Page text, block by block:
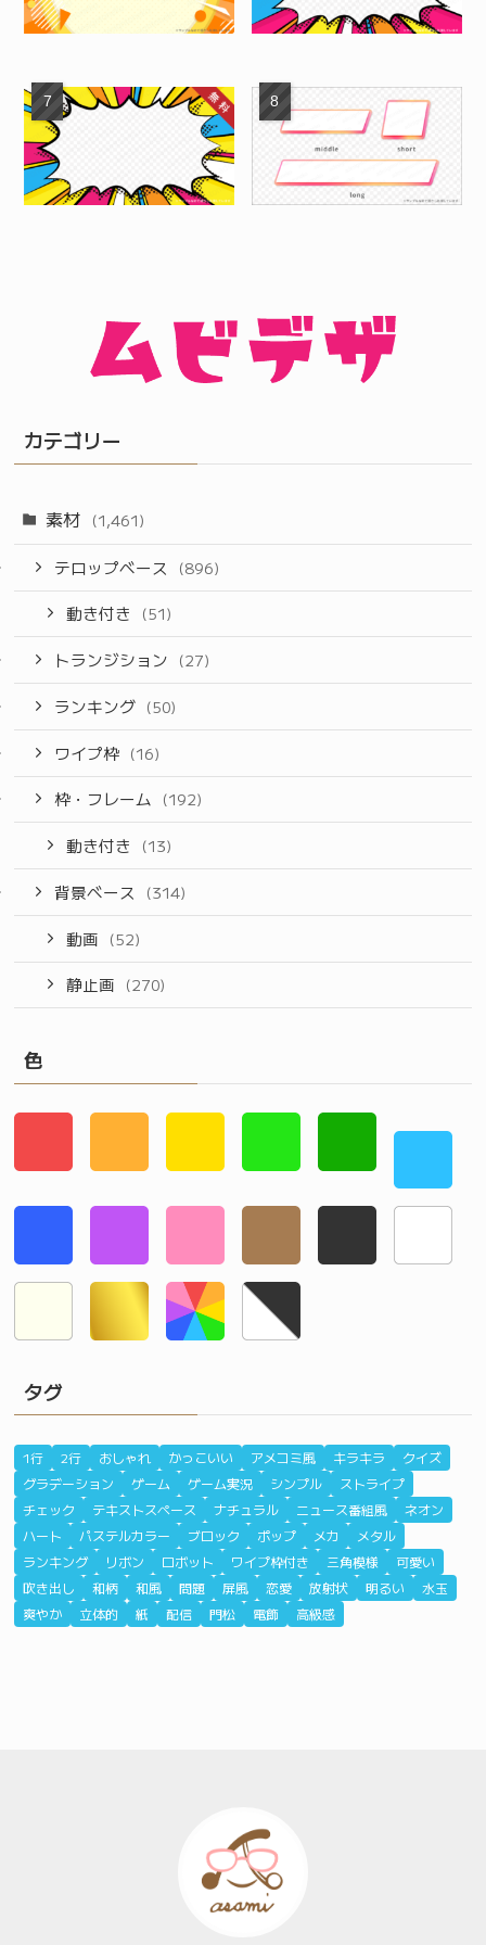
カテゴリー
素材 (1,461)
テロップベース (896)
動き付き (51)
トランジション (27)
ランキング (50)
ワイプ枠 (16)
枠・フレーム (192)
動き付き (13)
背景ベース (314)
動画 (52)
静止画 (270)
色
タグ
1行 2行 おしゃれ かっこいい アメコミ風 キラキラ
クイズ
グラデーション
ゲーム ゲーム実況 シンプル
ストライプ
チェック
テキストスペース ナチュラル ニュース番組風
ネオン
ハート
パステルカラー ブロック ポップ メカ
メタル
ランキング
リボン ロボット ワイプ枠付き 三角模様
可愛い
吹き出し
和柄 和風 問題 屏風 恋愛 放射状 明るい
水玉
爽やか
立体的 紙 配信 門松 電飾 高級感